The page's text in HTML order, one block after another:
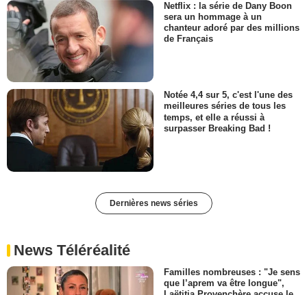
Netflix : la série de Dany Boon
sera un hommage à un
chanteur adoré par des millions
de Français
Notée 4,4 sur 5, c'est l'une des
meilleures séries de tous les
temps, et elle a réussi à
surpasser Breaking Bad !
Dernières news séries
News Téléréalité
Familles nombreuses : "Je sens
que l’aprem va être longue",